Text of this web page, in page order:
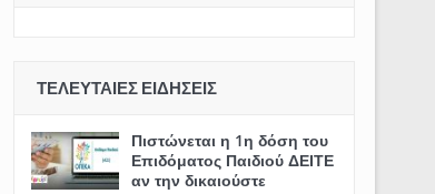
ΤΕΛΕΥΤΑΊΕΣ ΕΙΔΉΣΕΙΣ
Πιστώνεται η 1η δόση του
Επιδόματος Παιδιού ΔΕΙΤΕ
αν την δικαιούστε